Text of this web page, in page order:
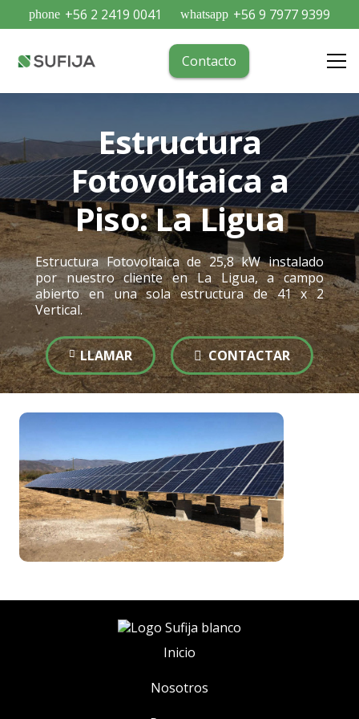
phone +56 2 2419 0041 whatsapp +56 9 7977 9399
Contacto
Estructura
Fotovoltaica a
Piso: La Ligua
Estructura Fotovoltaica de 25,8 kW instalado
por nuestro cliente en La Ligua, a campo
abierto en una sola estructura de 41 x 2
Vertical.
LLAMAR CONTACTAR
Inicio
Nosotros